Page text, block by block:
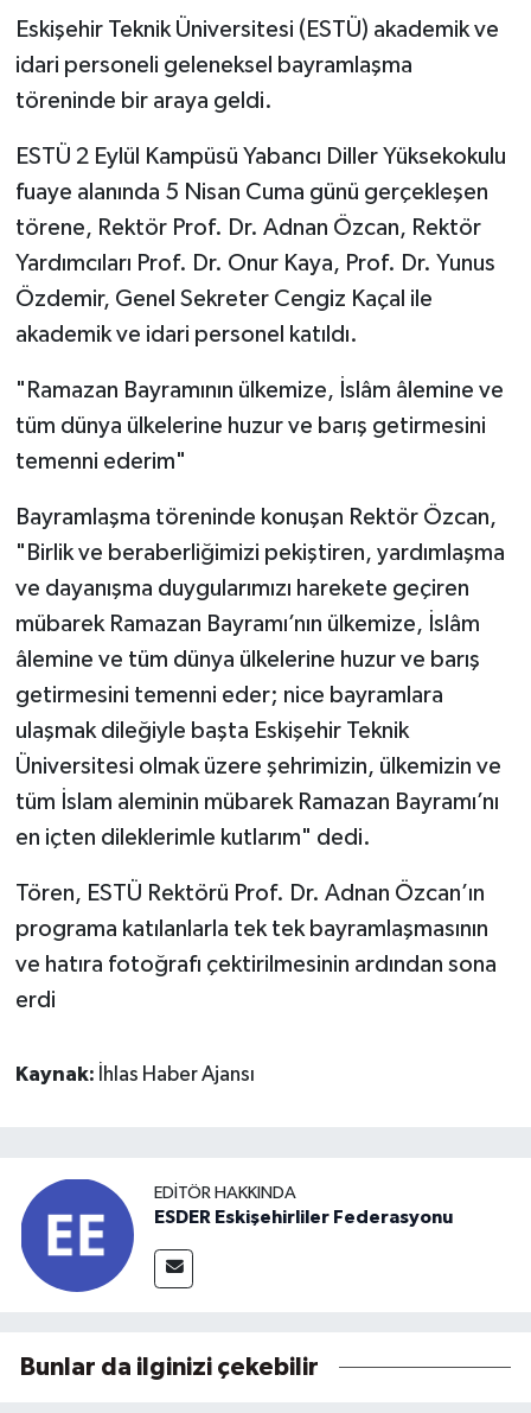
Eskişehir Teknik Üniversitesi (ESTÜ) akademik ve
idari personeli geleneksel bayramlaşma
töreninde bir araya geldi.
ESTÜ 2 Eylül Kampüsü Yabancı Diller Yüksekokulu
fuaye alanında 5 Nisan Cuma günü gerçekleşen
törene, Rektör Prof. Dr. Adnan Özcan, Rektör
Yardımcıları Prof. Dr. Onur Kaya, Prof. Dr. Yunus
Özdemir, Genel Sekreter Cengiz Kaçal ile
akademik ve idari personel katıldı.
"Ramazan Bayramının ülkemize, İslâm âlemine ve
tüm dünya ülkelerine huzur ve barış getirmesini
temenni ederim"
Bayramlaşma töreninde konuşan Rektör Özcan,
"Birlik ve beraberliğimizi pekiştiren, yardımlaşma
ve dayanışma duygularımızı harekete geçiren
mübarek Ramazan Bayramı’nın ülkemize, İslâm
âlemine ve tüm dünya ülkelerine huzur ve barış
getirmesini temenni eder; nice bayramlara
ulaşmak dileğiyle başta Eskişehir Teknik
Üniversitesi olmak üzere şehrimizin, ülkemizin ve
tüm İslam aleminin mübarek Ramazan Bayramı’nı
en içten dileklerimle kutlarım" dedi.
Tören, ESTÜ Rektörü Prof. Dr. Adnan Özcan’ın
programa katılanlarla tek tek bayramlaşmasının
ve hatıra fotoğrafı çektirilmesinin ardından sona
erdi
Kaynak: İhlas Haber Ajansı
EDITÖR HAKKINDA
ESDER Eskişehirliler Federasyonu
Bunlar da ilginizi çekebilir